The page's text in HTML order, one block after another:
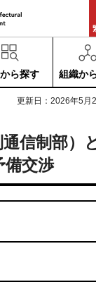
ら探す 組織か
更新日：2026年5月
信制部）
備交渉